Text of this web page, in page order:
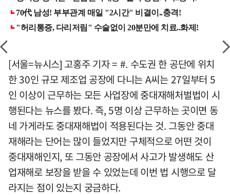
[서울=뉴시스] 고홍주 기자 = #. 수도권 한 공단에 위치
한 30인 규모 제조업 공장에 다니는 A씨는 27일부터 5
인 이상이 근무하는 모든 사업장에 중대재해처벌법이 시
행된다는 뉴스를 봤다. 즉, 5명 이상 근무하는 곳이면 동
네 가게라도 중대재해법이 적용된다는 것. 그동안 중대
재해라는 단어는 많이 들었지만 구체적으로 어떤 것이
중대재해인지, 또 그동안 공장에서 사고가 발생해도 산
업재해로 보장을 받을 수 있었는데 이번 법 시행으로 달
라지는 점이 있는지 궁금하다.